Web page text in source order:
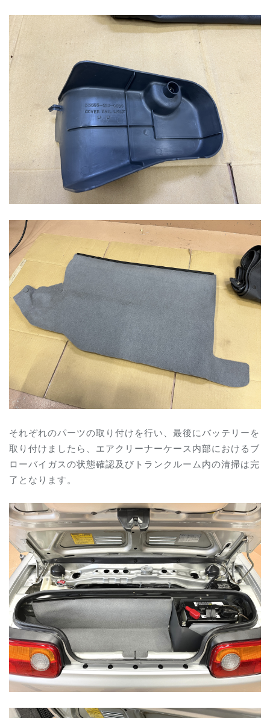
それぞれのパーツの取り付けを行い、 最後にバッテリーを
取り付けましたら、エアクリーナーケース内部におけるブ
ローバイガスの状態確認及びトランクルーム内の清掃は完
了となります。